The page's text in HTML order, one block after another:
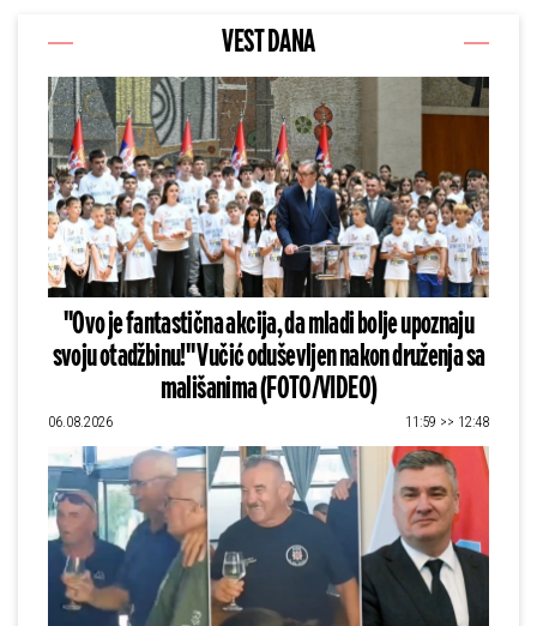
VEST DANA
"Ovo je fantastična akcija, da mladi bolje upoznaju
svoju otadžbinu!" Vučić oduševljen nakon druženja sa
mališanima (FOTO/VIDEO)
06.08.2026 11:59 >> 12:48